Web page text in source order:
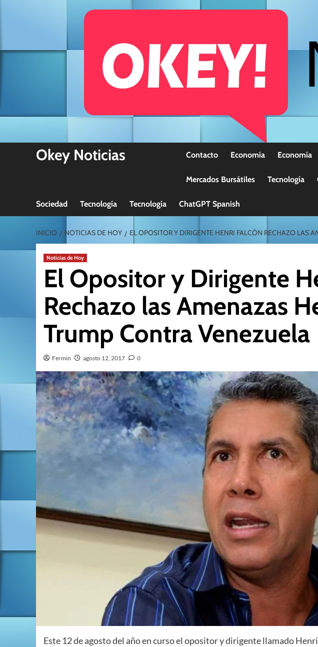
Okey Noticias Contacto Economía Economía
Mercados Bursátiles Tecnología
Sociedad Tecnología Tecnología ChatGPT Spanish
INICIO NOTICIAS DE HOY EL OPOSITOR Y DIRIGENTE HENRI FALCÓN RECHAZO LAS
Noticias de Hoy
El Opositor y Dirigente
Rechazo las Amenazas
Trump Contra Venezuela
Fermin agosto 12, 2017 0
Este 12 de agosto del año en curso el opositor y dirigente llamado